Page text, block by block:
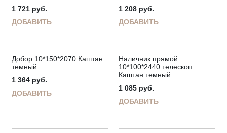
1 721 руб.
ДОБАВИТЬ
1 208 руб.
ДОБАВИТЬ
Добор 10*150*2070 Каштан
темный
1 364 руб.
ДОБАВИТЬ
Наличник прямой
10*100*2440 телескоп.
Каштан темный
1 085 руб.
ДОБАВИТЬ